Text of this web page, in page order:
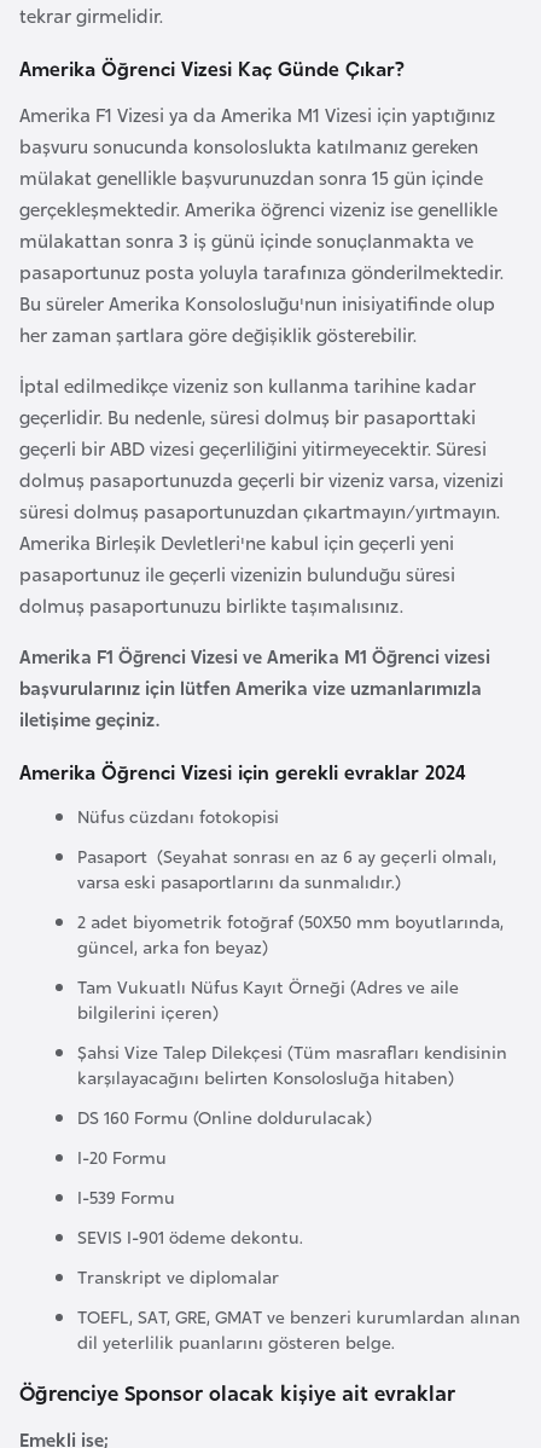
tekrar girmelidir.
Amerika Öğrenci Vizesi Kaç Günde Çıkar?
Amerika F1 Vizesi ya da Amerika M1 Vizesi için yaptığınız
başvuru sonucunda konsoloslukta katılmanız gereken
mülakat genellikle başvurunuzdan sonra 15 gün içinde
gerçekleşmektedir. Amerika öğrenci vizeniz ise genellikle
mülakattan sonra 3 iş günü içinde sonuçlanmakta ve
pasaportunuz posta yoluyla tarafınıza gönderilmektedir.
Bu süreler Amerika Konsolosluğu'nun inisiyatifinde olup
her zaman şartlara göre değişiklik gösterebilir.
İptal edilmedikçe vizeniz son kullanma tarihine kadar
geçerlidir. Bu nedenle, süresi dolmuş bir pasaporttaki
geçerli bir ABD vizesi geçerliliğini yitirmeyecektir. Süresi
dolmuş pasaportunuzda geçerli bir vizeniz varsa, vizenizi
süresi dolmuş pasaportunuzdan çıkartmayın/yırtmayın.
Amerika Birleşik Devletleri'ne kabul için geçerli yeni
pasaportunuz ile geçerli vizenizin bulunduğu süresi
dolmuş pasaportunuzu birlikte taşımalısınız.
Amerika F1 Öğrenci Vizesi ve Amerika M1 Öğrenci vizesi
başvurularınız için lütfen Amerika vize uzmanlarımızla
iletişime geçiniz.
Amerika Öğrenci Vizesi için gerekli evraklar 2024
Nüfus cüzdanı fotokopisi
Pasaport (Seyahat sonrası en az 6 ay geçerli olmalı,
varsa eski pasaportlarını da sunmalıdır.)
2 adet biyometrik fotoğraf (50X50 mm boyutlarında,
güncel, arka fon beyaz)
Tam Vukuatlı Nüfus Kayıt Örneği (Adres ve aile
bilgilerini içeren)
Şahsi Vize Talep Dilekçesi (Tüm masrafları kendisinin
karşılayacağını belirten Konsolosluğa hitaben)
DS 160 Formu (Online doldurulacak)
I-20 Formu
I-539 Formu
SEVIS I-901 ödeme dekontu.
Transkript ve diplomalar
TOEFL, SAT, GRE, GMAT ve benzeri kurumlardan alınan
dil yeterlilik puanlarını gösteren belge.
Öğrenciye Sponsor olacak kişiye ait evraklar
Emekli ise;
r
m
e
n
i
s
t
a
n
E
s
t
o
n
y
a
E
t
i
y
F
i